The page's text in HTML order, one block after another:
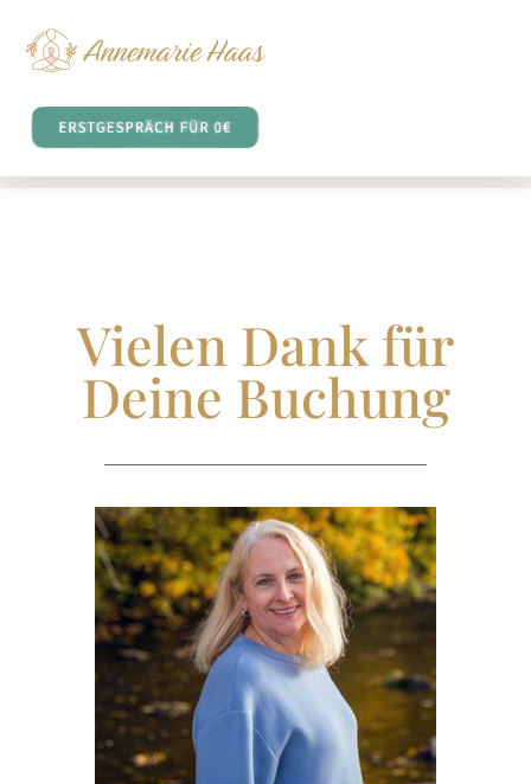
Vielen Dank für
Deine Buchung